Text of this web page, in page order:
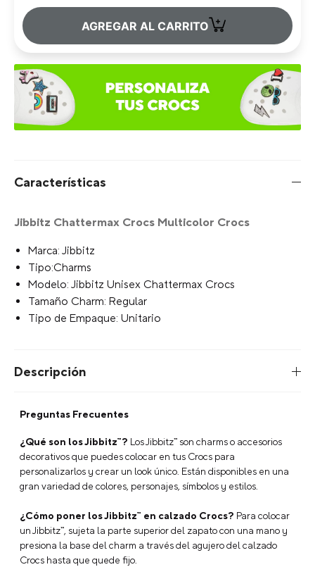
Escribe para agregar
Características
Jibbitz Chattermax Crocs Multicolor Crocs
Marca: Jibbitz
Tipo:Charms
Tipo de Empaque: Unitario
Descripción
Preguntas Frecuentes
¿Qué son los Jibbitz™? Los Jibbitz™ son charms o accesorios
personalizarlos y crear un look único. Están disponibles en una
gran variedad de colores, personajes, símbolos y estilos.
¿Cómo poner los Jibbitz™ en calzado Crocs?